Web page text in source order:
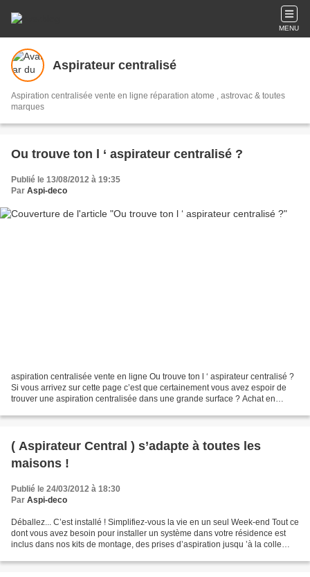
MENU
Aspirateur centralisé
Aspiration centralisée vente en ligne réparation atome , astrovac & toutes
marques
Ou trouve ton l ‘ aspirateur centralisé ?
Publié le 13/08/2012 à 19:35
Par Aspi-deco
aspiration centralisée vente en ligne Ou trouve ton l ‘ aspirateur centralisé ?
Si vous arrivez sur cette page c’est que certainement vous avez espoir de
trouver une aspiration centralisée dans une grande surface ? Achat en
( Aspirateur Central ) s’adapte à toutes les
maisons !
Publié le 24/03/2012 à 18:30
Par Aspi-deco
Déballez... C’est installé ! Simplifiez-vous la vie en un seul Week-end Tout ce
dont vous avez besoin pour installer un système dans votre résidence est
inclus dans nos kits de montage, des prises d’aspiration jusqu ’à la colle